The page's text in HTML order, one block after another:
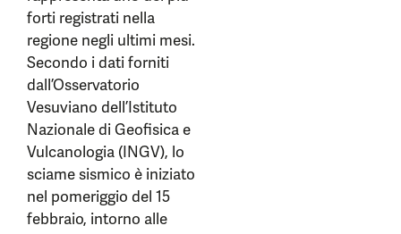
forti registrati nella
regione negli ultimi mesi.
Secondo i dati forniti
dall’Osservatorio
Vesuviano dell’Istituto
Nazionale di Geofisica e
Vulcanologia (INGV), lo
sciame sismico è iniziato
nel pomeriggio del 15
febbraio, intorno alle